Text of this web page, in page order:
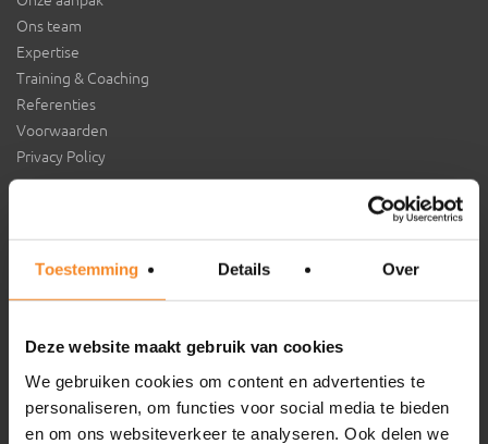
Toestemming Details Over
Deze website maakt gebruik van cookies
We gebruiken cookies om content en advertenties te
personaliseren, om functies voor social media te bieden
en om ons websiteverkeer te analyseren. Ook delen we
Ons team
Expertise
Training & Coaching
Referenties
Voorwaarden
Privacy Policy
Inspiratie
Artikelen
Evenementen
Friend of Intenza